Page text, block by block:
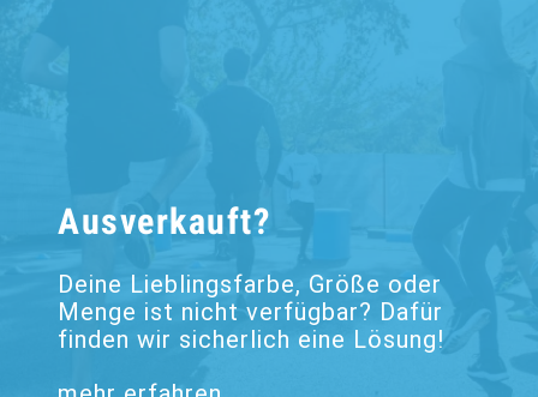
Ausverkauft?
Deine Lieblingsfarbe, Größe oder
Menge ist nicht verfügbar? Dafür
finden wir sicherlich eine Lösung!